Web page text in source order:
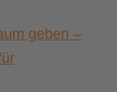
geben –